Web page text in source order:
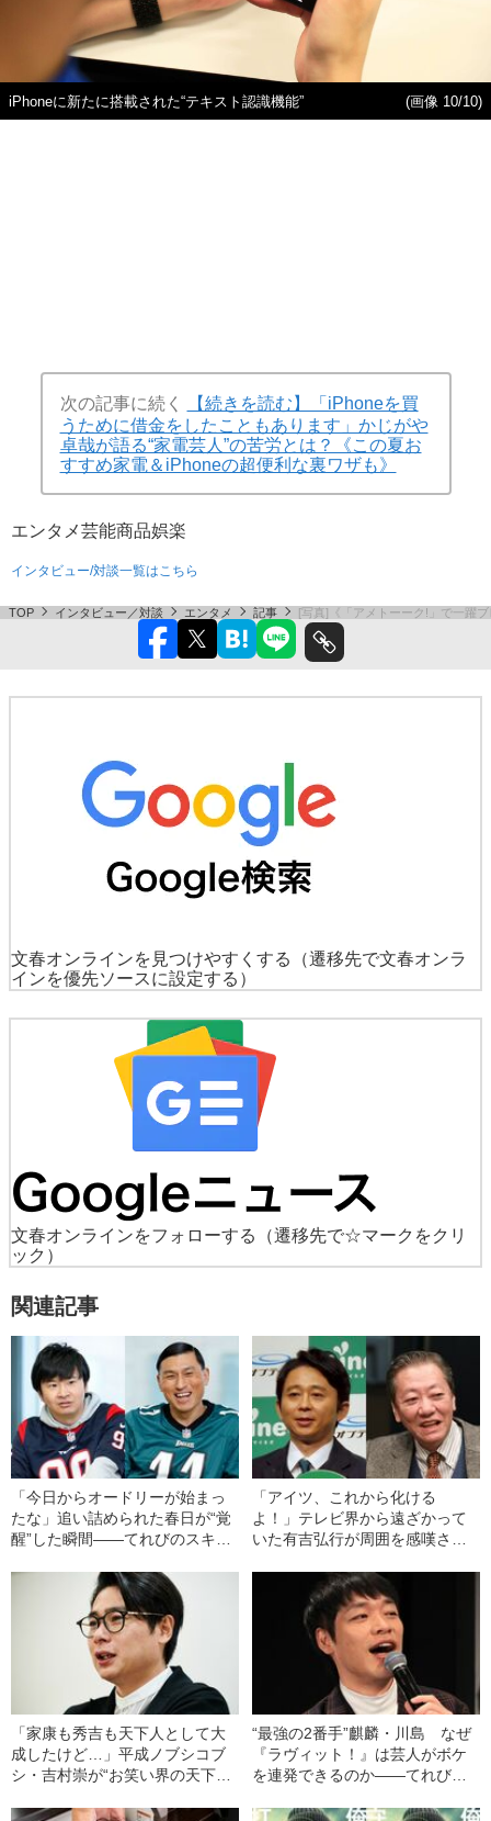
iPhoneに新たに搭載された“テキスト認識機能” (画像 10/10)
次の記事に続く
【続きを読む】「iPhoneを買
うために借金をしたこともあります」かじがや
卓哉が語る“家電芸人”の苦労とは？《この夏お
すすめ家電＆iPhoneの超便利な裏ワザも》
エンタメ芸能商品娯楽
インタビュー/対談一覧はこちら
TOP インタビュー／対談 エンタメ 記事 [写真]《「アメトーーク!」で一躍
文春オンラインを見つけやすくする
（遷移先で文春オンラ
インを優先ソースに設定する）
文春オンラインをフォローする
（遷移先で☆マークをクリ
ック）
関連記事
「今日からオードリーが始まっ
たな」追い詰められた春日が“覚
醒”した瞬間――てれびのスキマ
「アイツ、これから化ける
よ！」テレビ界から遠ざかって
いた有吉弘行が周囲を感嘆させ
「家康も秀吉も天下人として大
成したけど…」平成ノブシコブ
シ・吉村崇が“お笑い界の天下取
“最強の2番手”麒麟・川島 なぜ
『ラヴィット！』は芸人がボケ
を連発できるのか――てれびの